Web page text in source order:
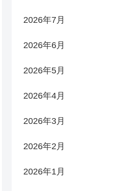
2026年7月
2026年6月
2026年5月
2026年4月
2026年3月
2026年2月
2026年1月